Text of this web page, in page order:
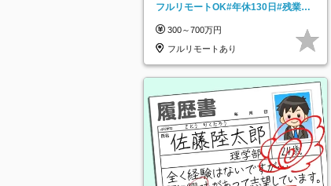
フルリモートOK#年休130日#残業月
300～700万円
フルリモートあり